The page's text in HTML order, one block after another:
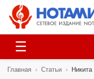
☰
Главная › Статьи ›